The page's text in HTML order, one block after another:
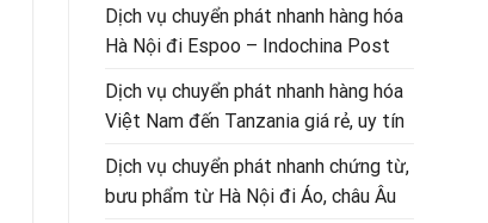
Dịch vụ chuyển phát nhanh hàng hóa
Hà Nội đi Espoo – Indochina Post
Dịch vụ chuyển phát nhanh hàng hóa
Việt Nam đến Tanzania giá rẻ, uy tín
Dịch vụ chuyển phát nhanh chứng từ,
bưu phẩm từ Hà Nội đi Áo, châu Âu